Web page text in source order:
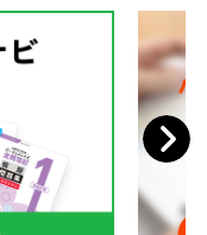
Next